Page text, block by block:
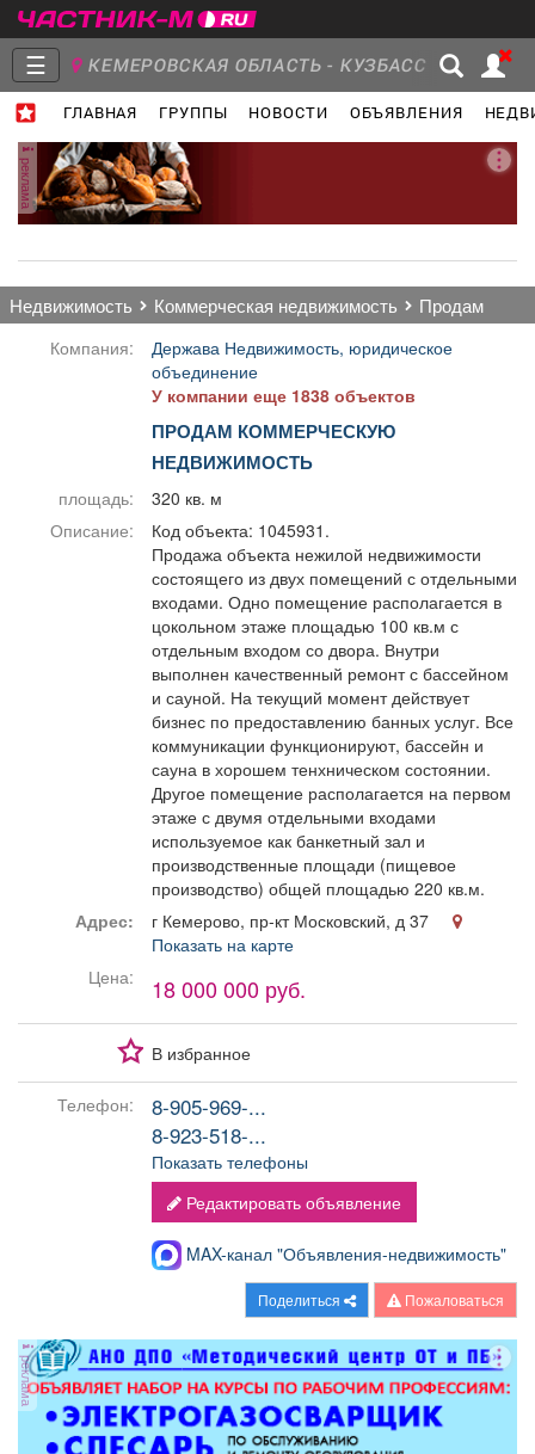
☰ КЕМЕРОВСКАЯ ОБЛАСТЬ - КУЗБАСС
ГЛАВНАЯ ГРУППЫ НОВОСТИ ОБЪЯВЛЕНИЯ
Главная
Группы Новости
Обучение
Поздравления Погода
Я - пенсионер
реклама
недвижимость коммерческая недвижимость продам
Компания:
Держава Недвижимость, юридическое
объединение
У компании еще 1838 объектов
ПРОДАМ КОММЕРЧЕСКУЮ
НЕДВИЖИМОСТЬ
площадь:
320 кв. м
Описание:
Код объекта: 1045931.
Продажа объекта нежилой недвижимости
состоящего из двух помещений с отдельными
входами. Одно помещение располагается в
цокольном этаже площадью 100 кв.м с
отдельным входом со двора. Внутри
выполнен качественный ремонт с бассейном
и сауной. На текущий момент действует
бизнес по предоставлению банных услуг. Все
коммуникации функционируют, бассейн и
сауна в хорошем тенхническом состоянии.
Другое помещение располагается на первом
этаже с двумя отдельными входами
используемое как банкетный зал и
производственные площади (пищевое
производство) общей площадью 220 кв.м.
Адрес:
г Кемерово, пр-кт Московский, д 37
Показать на карте
Цена:
18 000 000 руб.
В избранное
Телефон:
8-905-969-...
8-923-518-...
Показать телефоны
Редактировать объявление
MAX-канал "Объявления-недвижимость"
Поделиться Пожаловаться
реклама